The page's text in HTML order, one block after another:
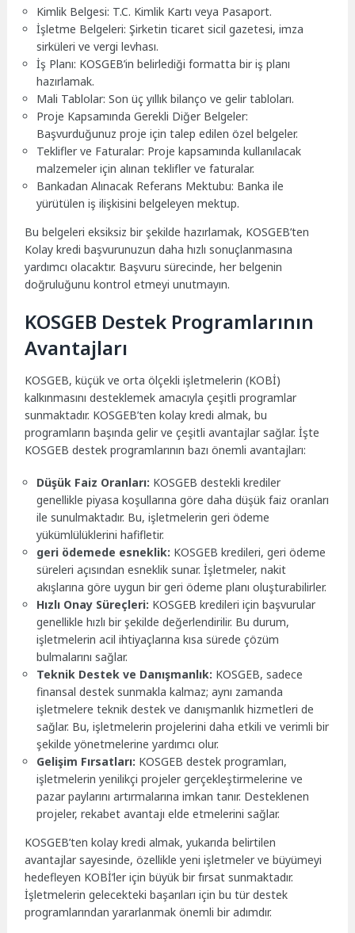
Kimlik Belgesi: T.C. Kimlik Kartı veya Pasaport.
İşletme Belgeleri: Şirketin ticaret sicil gazetesi, imza
sirküleri ve vergi levhası.
İş Planı: KOSGEB’in belirlediği formatta bir iş planı
hazırlamak.
Mali Tablolar: Son üç yıllık bilanço ve gelir tabloları.
Proje Kapsamında Gerekli Diğer Belgeler:
Başvurduğunuz proje için talep edilen özel belgeler.
Teklifler ve Faturalar: Proje kapsamında kullanılacak
malzemeler için alınan teklifler ve faturalar.
Bankadan Alınacak Referans Mektubu: Banka ile
yürütülen iş ilişkisini belgeleyen mektup.
Bu belgeleri eksiksiz bir şekilde hazırlamak, KOSGEB’ten
Kolay kredi başvurunuzun daha hızlı sonuçlanmasına
yardımcı olacaktır. Başvuru sürecinde, her belgenin
doğruluğunu kontrol etmeyi unutmayın.
KOSGEB Destek Programlarının
Avantajları
KOSGEB, küçük ve orta ölçekli işletmelerin (KOBİ)
kalkınmasını desteklemek amacıyla çeşitli programlar
sunmaktadır. KOSGEB’ten kolay kredi almak, bu
programların başında gelir ve çeşitli avantajlar sağlar. İşte
KOSGEB destek programlarının bazı önemli avantajları:
Düşük Faiz Oranları: KOSGEB destekli krediler
genellikle piyasa koşullarına göre daha düşük faiz oranları
ile sunulmaktadır. Bu, işletmelerin geri ödeme
yükümlülüklerini hafifletir.
geri ödemede esneklik: KOSGEB kredileri, geri ödeme
süreleri açısından esneklik sunar. İşletmeler, nakit
akışlarına göre uygun bir geri ödeme planı oluşturabilirler.
Hızlı Onay Süreçleri: KOSGEB kredileri için başvurular
genellikle hızlı bir şekilde değerlendirilir. Bu durum,
işletmelerin acil ihtiyaçlarına kısa sürede çözüm
bulmalarını sağlar.
Teknik Destek ve Danışmanlık: KOSGEB, sadece
finansal destek sunmakla kalmaz; aynı zamanda
işletmelere teknik destek ve danışmanlık hizmetleri de
sağlar. Bu, işletmelerin projelerini daha etkili ve verimli bir
şekilde yönetmelerine yardımcı olur.
Gelişim Fırsatları: KOSGEB destek programları,
işletmelerin yenilikçi projeler gerçekleştirmelerine ve
pazar paylarını artırmalarına imkan tanır. Desteklenen
projeler, rekabet avantajı elde etmelerini sağlar.
KOSGEB’ten kolay kredi almak, yukarıda belirtilen
avantajlar sayesinde, özellikle yeni işletmeler ve büyümeyi
hedefleyen KOBİ’ler için büyük bir fırsat sunmaktadır.
İşletmelerin gelecekteki başarıları için bu tür destek
programlarından yararlanmak önemli bir adımdır.